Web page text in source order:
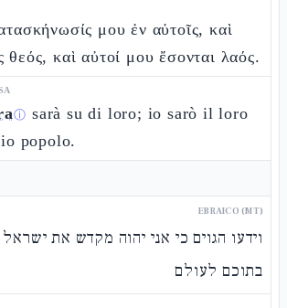
μου ἐν αὐτοῖς, καὶ
θεός, καὶ αὐτοί μου ἔσονται λαός.
ⓘ sarà su di loro; io sarò il loro
popolo.
EBRAICO (MT)
וידעו הגוים כי אני יהוה מקדש את
בתוכם לעולם